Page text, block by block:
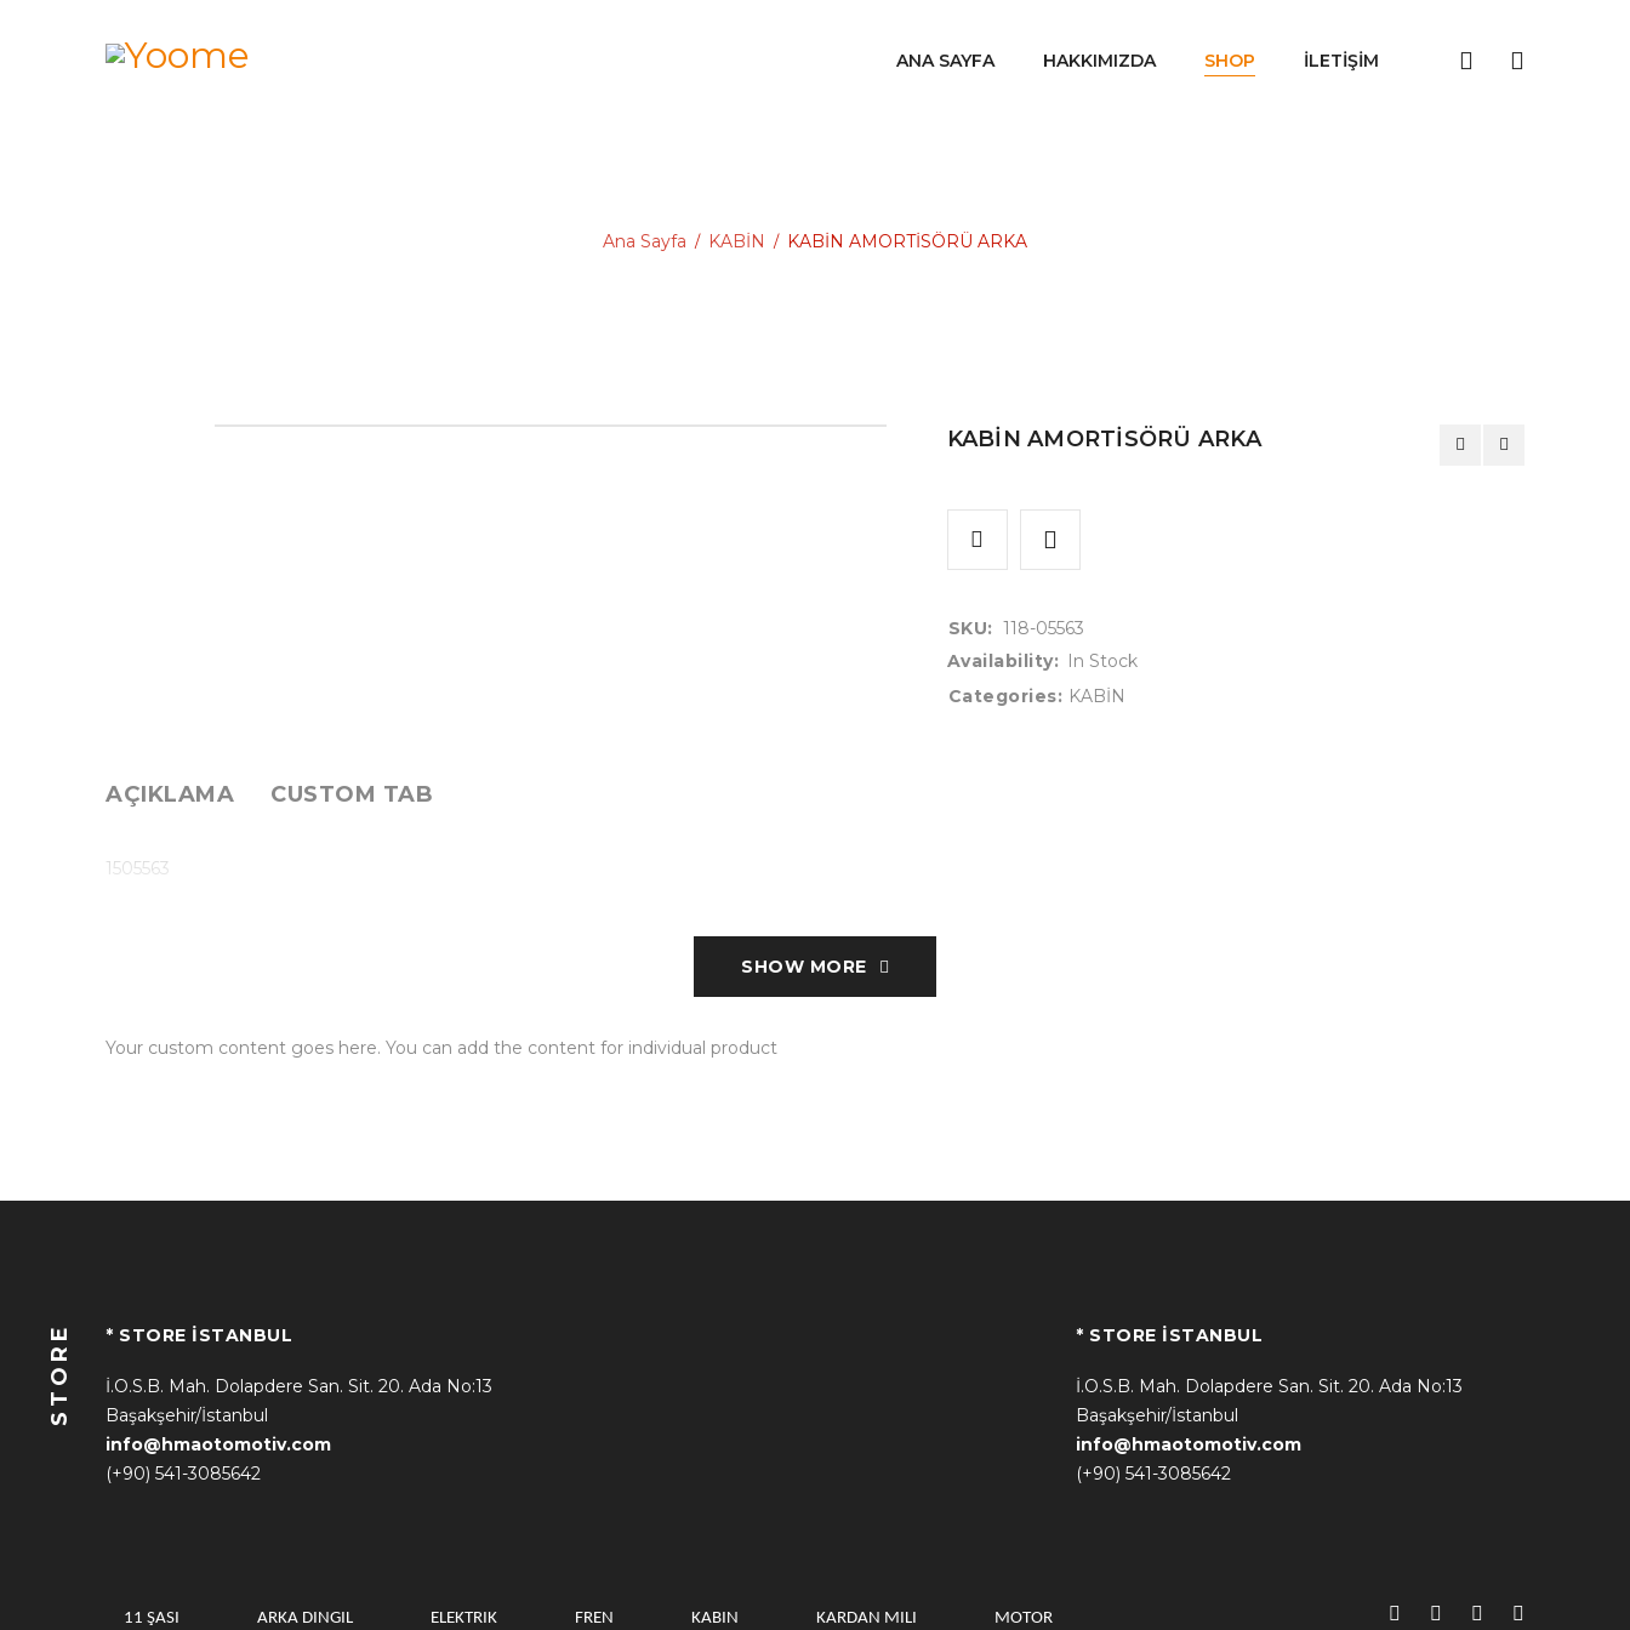
ANA SAYFA HAKKIMIZDA SHOP İLETIŞIM
Ana Sayfa / KABİN / KABİN AMORTİSÖRÜ ARKA
KABİN AMORTİSÖRÜ ARKA
SKU: 118-05563
Availability: In Stock
Categories: KABİN
AÇIKLAMA CUSTOM TAB
1505563
SHOW MORE
Your custom content goes here. You can add the content for individual product
STORE * STORE İSTANBUL
İ.O.S.B. Mah. Dolapdere San. Sit. 20. Ada No:13
Başakşehir/İstanbul
info@hmaotomotiv.com
(+90) 541-3085642
* STORE İSTANBUL
İ.O.S.B. Mah. Dolapdere San. Sit. 20. Ada No:13
Başakşehir/İstanbul
info@hmaotomotiv.com
(+90) 541-3085642
11 ŞASI ARKA DINGIL ELEKTRIK FREN KABIN KARDAN MILI MOTOR